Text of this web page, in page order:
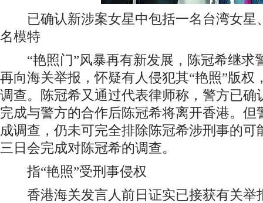
已确认新涉案女星中包括一名台湾女星
名模特
“艳照门”风暴再有新发展，陈冠希继求
再向海关举报，怀疑有人侵犯其“艳照”版权
调查。陈冠希又通过代表律师称，警方已确
完成与警方的合作后陈冠希将离开香港。但
成调查，仍未可完全排除陈冠希涉刑事的可
三日会完成对陈冠希的调查。
指“艳照”受刑事侵权
香港海关发言人前日证实已接获有关举